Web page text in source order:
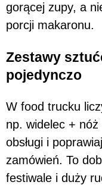
gorącej zupy, a
porcji makaronu.
Zestawy
pojedynczo
W food trucku
np. widelec +
obsługi i
zamówień. To
festiwale i duży